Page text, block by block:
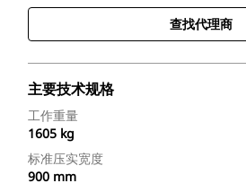
查找代理商
主要技术规格
工作重量
1605 kg
标准压实宽度
900 mm